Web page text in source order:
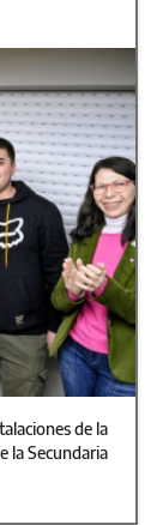
de la
la Secundaria